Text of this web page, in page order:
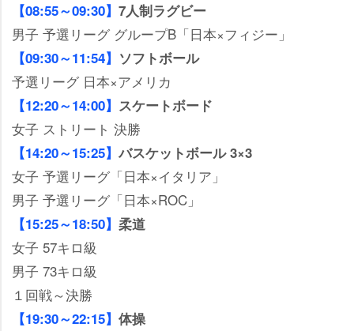
【08:55～09:30】 7人制ラグビー
男子 予選リーグ グループB「日本×フィジー」
【09:30～11:54】 ソフトボール
予選リーグ 日本×アメリカ
【12:20～14:00】 スケートボード
女子 ストリート 決勝
【14:20～15:25】バスケットボール 3×3
女子 予選リーグ「日本×イタリア」
男子 予選リーグ「日本×ROC」
【15:25～18:50】 柔道
女子 57キロ級
男子 73キロ級
１回戦～決勝
【19:30～22:15】 体操